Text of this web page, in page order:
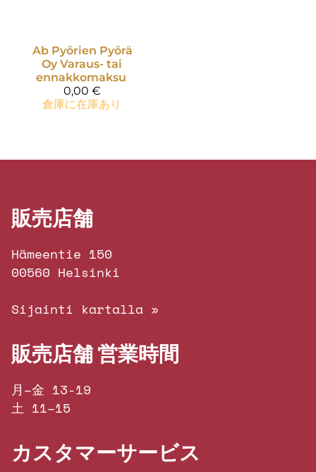
Ab Pyörien Pyörä
Oy Varaus- tai
ennakkomaksu
0,00 €
倉庫に在庫あり
販売店舗
Hämeentie 150
00560 Helsinki
Sijainti kartalla »
販売店舗 営業時間
月–金 13-19
土 11–15
カスタマーサービス